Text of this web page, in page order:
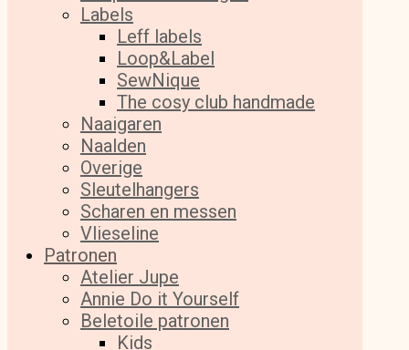
Labels
Leff labels
Loop&Label
SewNique
The cosy club handmade
Naaigaren
Naalden
Overige
Sleutelhangers
Scharen en messen
Vlieseline
Patronen
Atelier Jupe
Annie Do it Yourself
Beletoile patronen
Kids